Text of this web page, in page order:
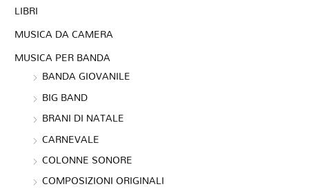
LIBRI
MUSICA DA CAMERA
MUSICA PER BANDA
BANDA GIOVANILE
BIG BAND
BRANI DI NATALE
CARNEVALE
COLONNE SONORE
COMPOSIZIONI ORIGINALI